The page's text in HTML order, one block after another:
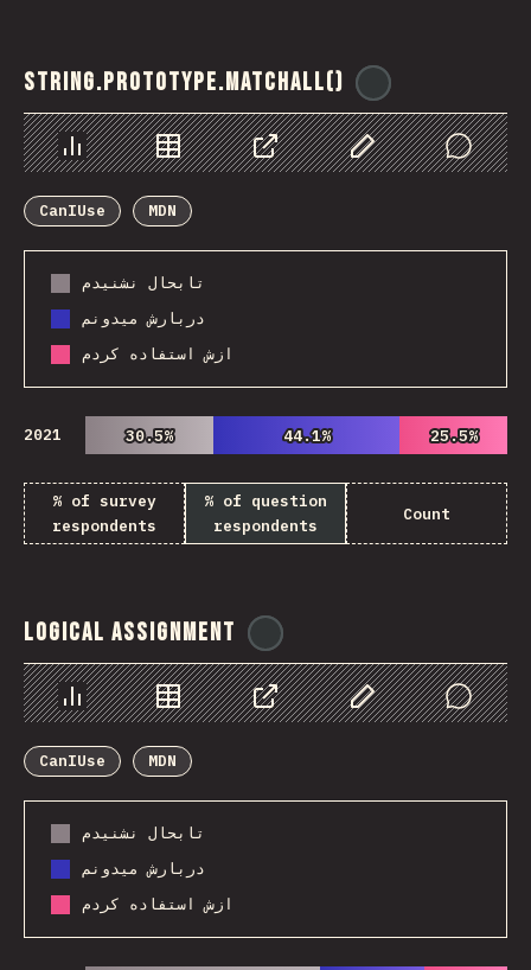
String.prototype.matchAll()
Chart Data Share Customize Data
Comments
CanIUse
MDN
تابحال نشنیدم
دربارش میدونم
ازش استفاده کردم
2021 30.5%
30.5% 44.1%
44.1% 25.5%
25.5%
% of survey
respondents
% of question
respondents
Count
Logical Assignment
Chart Data Share Customize Data
Comments
CanIUse
MDN
تابحال نشنیدم
دربارش میدونم
ازش استفاده کردم